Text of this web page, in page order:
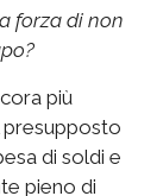
forza di non
più
di soldi e
pieno di